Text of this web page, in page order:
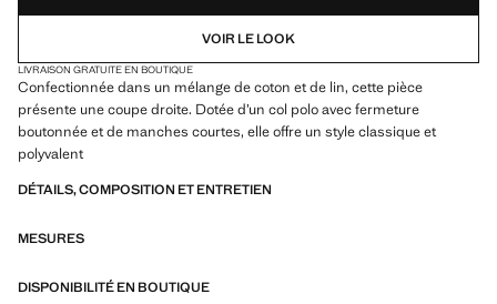
VOIR LE LOOK
LIVRAISON GRATUITE EN BOUTIQUE
Confectionnée dans un mélange de coton et de lin, cette pièce
présente une coupe droite. Dotée d’un col polo avec fermeture
boutonnée et de manches courtes, elle offre un style classique et
polyvalent
DÉTAILS, COMPOSITION ET ENTRETIEN
MESURES
DISPONIBILITÉ EN BOUTIQUE